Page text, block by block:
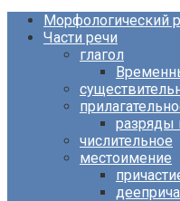
Морфологический
Части речи
глагол
разряды
числительное
местоимение